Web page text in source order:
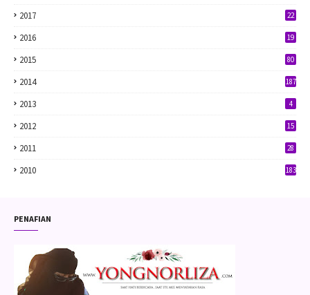
2017 22
2016 19
2015 80
2014 187
2013 4
2012 15
2011 28
2010 183
PENAFIAN